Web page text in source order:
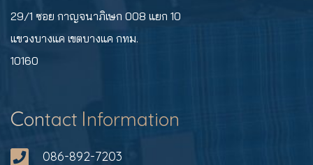
29/1 ซอย กาญจนาภิเษก 008 แยก 10
แขวงบางแค เขตบางแค กทม.
10160
Contact Information
086-892-7203